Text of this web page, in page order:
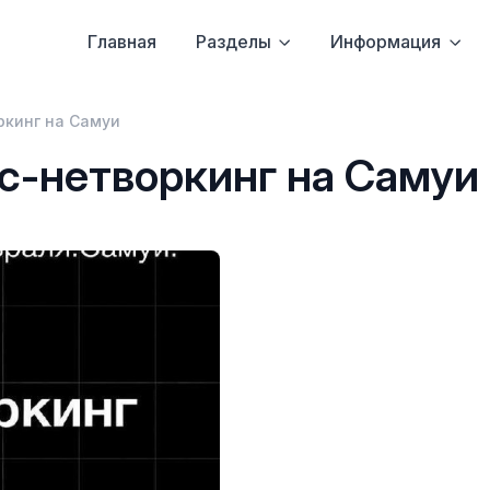
Главная Разделы Информация
на Самуи
нетворкинг на Самуи